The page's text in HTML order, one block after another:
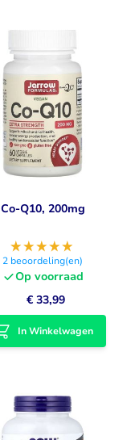
Co-Q10, 200mg
2 beoordeling(en)
Op voorraad
€ 33,99
In Winkelwagen